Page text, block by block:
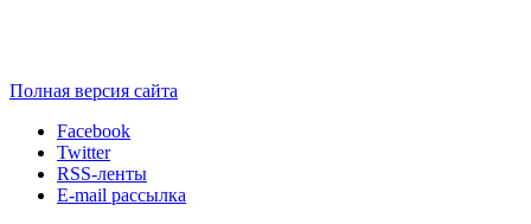
Полная версия сайта
Facebook
Twitter
RSS-ленты
E-mail рассылка